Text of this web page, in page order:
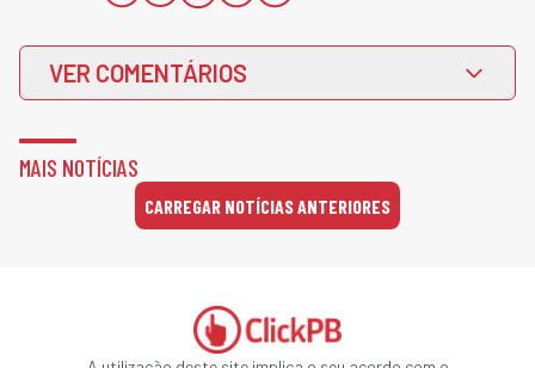
VER COMENTÁRIOS
MAIS NOTÍCIAS
CARREGAR NOTÍCIAS ANTERIORES